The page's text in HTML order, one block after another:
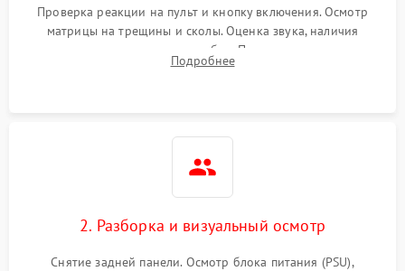
Проверка реакции на пульт и кнопку включения. Осмотр
матрицы на трещины и сколы. Оценка звука, наличия
подсветки и индикаторов ошибок. Подключение тестовых
источников сигнала для выявления симптомов поломки.
Подробнее
2. Разборка и визуальный осмотр
Снятие задней панели. Осмотр блока питания (PSU),